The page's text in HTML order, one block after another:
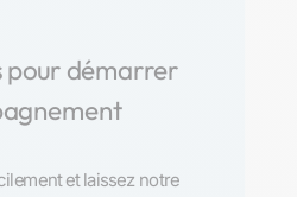
pour démarrer
et laissez notre